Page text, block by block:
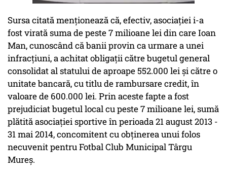
Sursa citată menţionează că, efectiv, asociaţiei i-a
fost virată suma de peste 7 milioane lei din care Ioan
Man, cunoscând că banii provin ca urmare a unei
infracţiuni, a achitat obligaţii către bugetul general
consolidat al statului de aproape 552.000 lei şi către o
unitate bancară, cu titlu de rambursare credit, în
valoare de 600.000 lei. Prin aceste fapte a fost
prejudiciat bugetul local cu peste 7 milioane lei, sumă
plătită asociaţiei sportive în perioada 21 august 2013 -
31 mai 2014, concomitent cu obţinerea unui folos
necuvenit pentru Fotbal Club Municipal Târgu
Mureş.